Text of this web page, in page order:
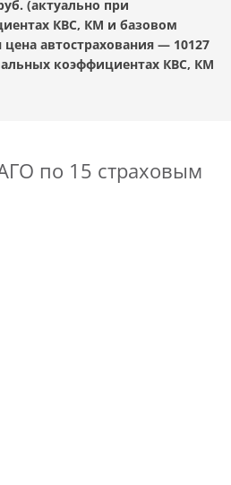
(актуально при
КВС, КМ и базовом
автострахования — 10127
коэффициентах КВС, КМ
по 15 страховым